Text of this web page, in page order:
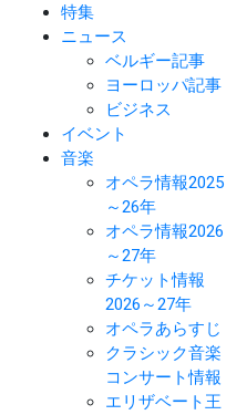
特集
ニュース
ベルギー記事
ヨーロッパ記事
ビジネス
イベント
音楽
オペラ情報2025
～26年
オペラ情報2026
～27年
チケット情報
2026～27年
オペラあらすじ
クラシック音楽
コンサート情報
エリザベート王